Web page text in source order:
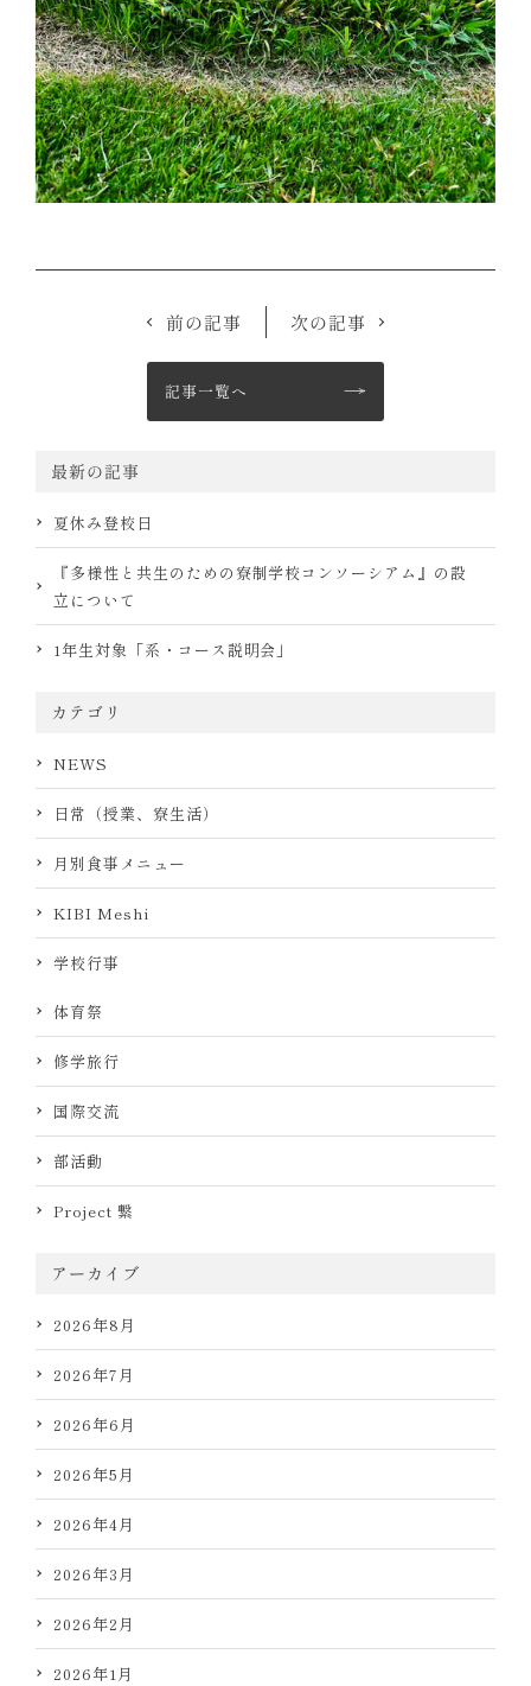
最新の記事
夏休み登校日
『多様性と共生のための寮制学校コンソーシアム』の設
立について
1年生対象「系・コース説明会」
カテゴリ
NEWS
日常（授業、寮生活）
月別食事メニュー
KIBI Meshi
学校行事
体育祭
修学旅行
国際交流
部活動
Project 繋
アーカイブ
2026年8月
2026年7月
2026年6月
2026年5月
2026年4月
2026年3月
2026年2月
2026年1月
記事一覧へ
前の記事 次の記事